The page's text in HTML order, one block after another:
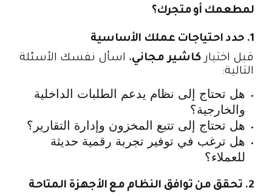
لمطعمك أو متجرك؟
1. حدد احتياجات عملك الأساسية
قبل اختيار كاشير مجاني، اسأل نفسك الأسئلة
التالية:
هل تحتاج إلى نظام يدعم الطلبات الداخلية
والخارجية؟
هل تحتاج إلى تتبع المخزون وإدارة التقارير؟
هل ترغب في توفير تجربة رقمية حديثة
للعملاء؟
2. تحقق من توافق النظام مع الأجهزة المتاحة